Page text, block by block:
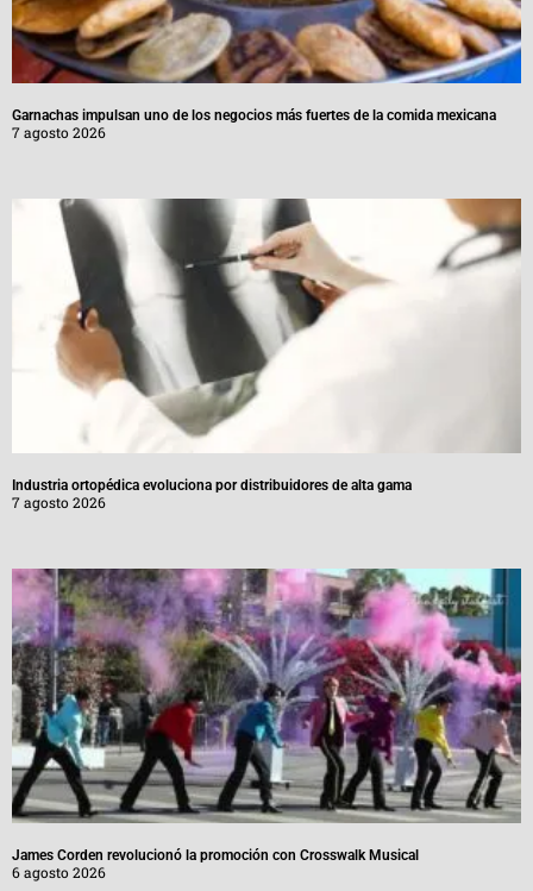
Garnachas impulsan uno de los negocios más fuertes de la comida mexicana
7 agosto 2026
Industria ortopédica evoluciona por distribuidores de alta gama
7 agosto 2026
James Corden revolucionó la promoción con Crosswalk Musical
6 agosto 2026